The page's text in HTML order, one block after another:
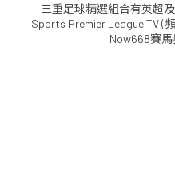
三重足球精選組合有英超
Sports Premier League TV (
Now668賽馬